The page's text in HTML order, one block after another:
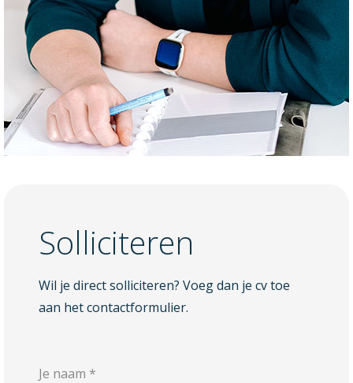
Solliciteren
Wil je direct solliciteren? Voeg dan je cv toe
aan het contactformulier.
Je naam *